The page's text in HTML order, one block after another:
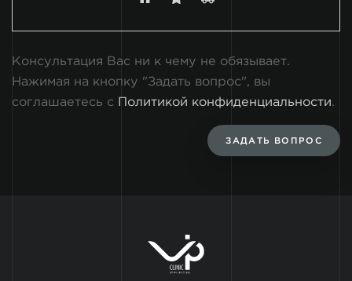
Консультация Вас ни к чему не обязывает.
Нажимая на кнопку "Задать вопрос", вы
соглашаетесь с
Политикой конфиденциальности.
ЗАДАТЬ ВОПРОС